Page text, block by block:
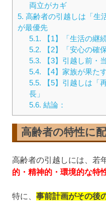
両立がカギ
5. 高齢者の引越しは「生
が最優先
5.1. 【1】「生活の継
5.2. 【2】「安心の確
5.3. 【3】引越し前・
5.4. 【4】家族が果た
5.5. 【5】引越しは「
長」
5.6. 結論：
高齢者の特性に
高齢者の引越しには、若
的・精神的・環境的な特
特に、 事前計画がその後